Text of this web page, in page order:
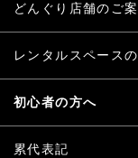
どんぐり店舗のご
レンタルスペース
初心者の方へ
累代表記